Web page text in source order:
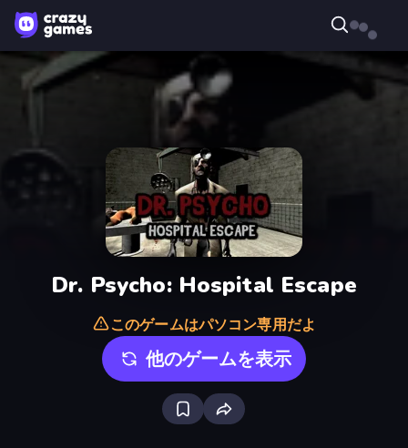
Dr. Psycho: Hospital Escape
このゲームはパソコン専用だよ
他のゲームを表示